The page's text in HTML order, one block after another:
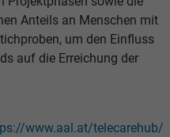
Anteils an Menschen mit
um den Einfluss
auf die Erreichung der
www.aal.at/telecarehub/